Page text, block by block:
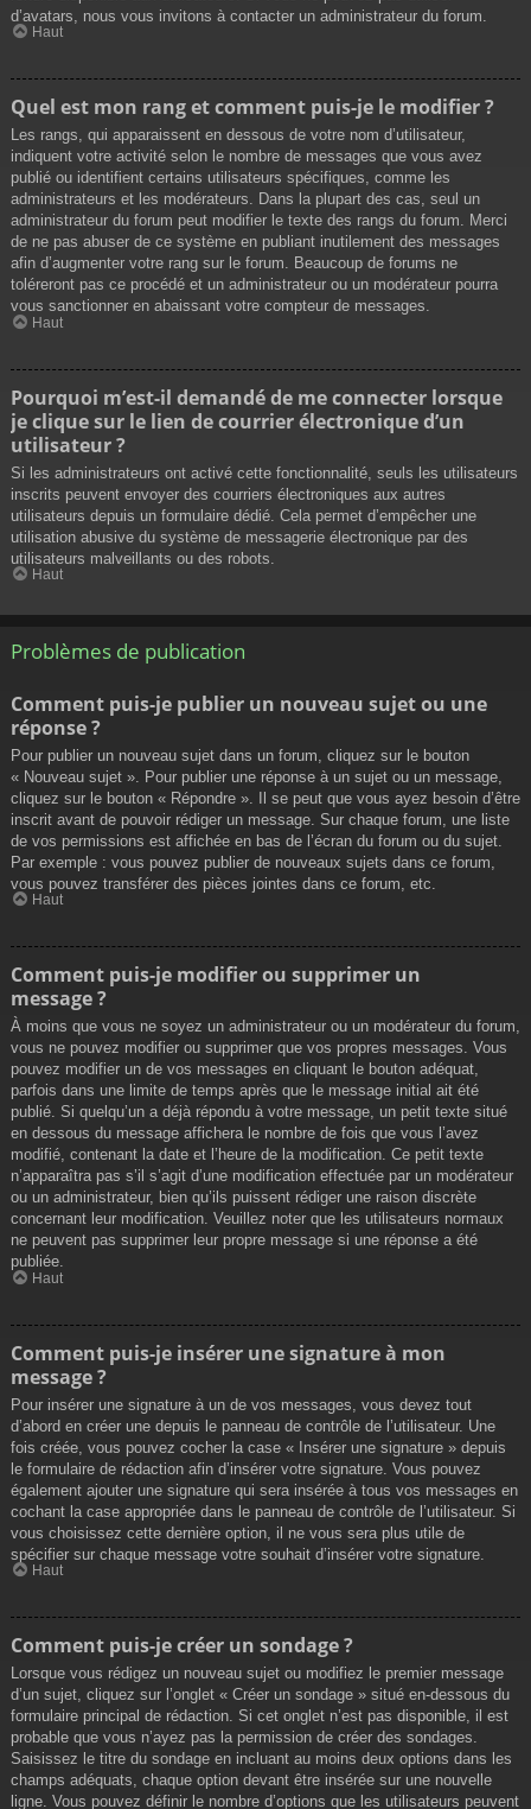
d’avatars, nous vous invitons à contacter un administrateur du forum.
Haut
Quel est mon rang et comment puis-je le modifier ?
Les rangs, qui apparaissent en dessous de votre nom d’utilisateur,
indiquent votre activité selon le nombre de messages que vous avez
publié ou identifient certains utilisateurs spécifiques, comme les
administrateurs et les modérateurs. Dans la plupart des cas, seul un
administrateur du forum peut modifier le texte des rangs du forum. Merci
de ne pas abuser de ce système en publiant inutilement des messages
afin d’augmenter votre rang sur le forum. Beaucoup de forums ne
toléreront pas ce procédé et un administrateur ou un modérateur pourra
vous sanctionner en abaissant votre compteur de messages.
Haut
Pourquoi m’est-il demandé de me connecter lorsque
je clique sur le lien de courrier électronique d’un
utilisateur ?
Si les administrateurs ont activé cette fonctionnalité, seuls les utilisateurs
inscrits peuvent envoyer des courriers électroniques aux autres
utilisateurs depuis un formulaire dédié. Cela permet d’empêcher une
utilisation abusive du système de messagerie électronique par des
utilisateurs malveillants ou des robots.
Haut
Problèmes de publication
Comment puis-je publier un nouveau sujet ou une
réponse ?
Pour publier un nouveau sujet dans un forum, cliquez sur le bouton
« Nouveau sujet ». Pour publier une réponse à un sujet ou un message,
cliquez sur le bouton « Répondre ». Il se peut que vous ayez besoin d’être
inscrit avant de pouvoir rédiger un message. Sur chaque forum, une liste
de vos permissions est affichée en bas de l’écran du forum ou du sujet.
Par exemple : vous pouvez publier de nouveaux sujets dans ce forum,
vous pouvez transférer des pièces jointes dans ce forum, etc.
Haut
Comment puis-je modifier ou supprimer un
message ?
À moins que vous ne soyez un administrateur ou un modérateur du forum,
vous ne pouvez modifier ou supprimer que vos propres messages. Vous
pouvez modifier un de vos messages en cliquant le bouton adéquat,
parfois dans une limite de temps après que le message initial ait été
publié. Si quelqu’un a déjà répondu à votre message, un petit texte situé
en dessous du message affichera le nombre de fois que vous l’avez
modifié, contenant la date et l’heure de la modification. Ce petit texte
n’apparaîtra pas s’il s’agit d’une modification effectuée par un modérateur
ou un administrateur, bien qu’ils puissent rédiger une raison discrète
concernant leur modification. Veuillez noter que les utilisateurs normaux
ne peuvent pas supprimer leur propre message si une réponse a été
publiée.
Haut
Comment puis-je insérer une signature à mon
message ?
Pour insérer une signature à un de vos messages, vous devez tout
d’abord en créer une depuis le panneau de contrôle de l’utilisateur. Une
fois créée, vous pouvez cocher la case « Insérer une signature » depuis
le formulaire de rédaction afin d’insérer votre signature. Vous pouvez
également ajouter une signature qui sera insérée à tous vos messages en
cochant la case appropriée dans le panneau de contrôle de l’utilisateur. Si
vous choisissez cette dernière option, il ne vous sera plus utile de
spécifier sur chaque message votre souhait d’insérer votre signature.
Haut
Comment puis-je créer un sondage ?
Lorsque vous rédigez un nouveau sujet ou modifiez le premier message
d’un sujet, cliquez sur l’onglet « Créer un sondage » situé en-dessous du
formulaire principal de rédaction. Si cet onglet n’est pas disponible, il est
probable que vous n’ayez pas la permission de créer des sondages.
Saisissez le titre du sondage en incluant au moins deux options dans les
champs adéquats, chaque option devant être insérée sur une nouvelle
ligne. Vous pouvez définir le nombre d’options que les utilisateurs peuvent